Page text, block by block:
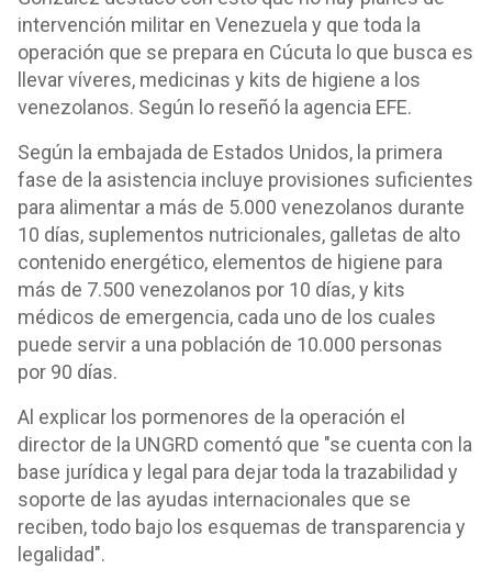
intervención militar en Venezuela y que toda la
operación que se prepara en Cúcuta lo que busca es
llevar víveres, medicinas y kits de higiene a los
venezolanos. Según lo reseñó la agencia EFE.
Según la embajada de Estados Unidos, la primera
fase de la asistencia incluye provisiones suficientes
para alimentar a más de 5.000 venezolanos durante
10 días, suplementos nutricionales, galletas de alto
contenido energético, elementos de higiene para
más de 7.500 venezolanos por 10 días, y kits
médicos de emergencia, cada uno de los cuales
puede servir a una población de 10.000 personas
por 90 días.
Al explicar los pormenores de la operación el
director de la UNGRD comentó que "se cuenta con la
base jurídica y legal para dejar toda la trazabilidad y
soporte de las ayudas internacionales que se
reciben, todo bajo los esquemas de transparencia y
legalidad".